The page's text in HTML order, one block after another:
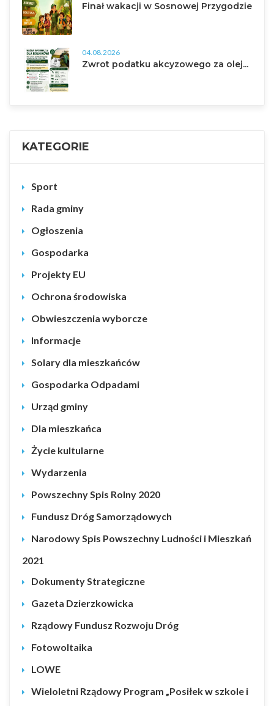
Finał wakacji w Sosnowej Przygodzie
04.08.2026
Zwrot podatku akcyzowego za olej...
KATEGORIE
Sport
Rada gminy
Ogłoszenia
Gospodarka
Projekty EU
Ochrona środowiska
Obwieszczenia wyborcze
Informacje
Solary dla mieszkańców
Gospodarka Odpadami
Urząd gminy
Dla mieszkańca
Życie kultularne
Wydarzenia
Powszechny Spis Rolny 2020
Fundusz Dróg Samorządowych
Narodowy Spis Powszechny Ludności i Mieszkań
2021
Dokumenty Strategiczne
Gazeta Dzierzkowicka
Rządowy Fundusz Rozwoju Dróg
Fotowoltaika
LOWE
Wieloletni Rządowy Program „Posiłek w szkole i